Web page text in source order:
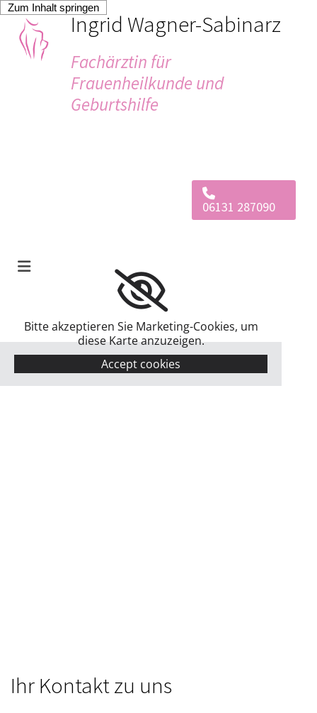
Zum Inhalt springen
Ingrid Wagner-Sabinarz
Fachärztin für
Frauenheilkunde und
Geburtshilfe
06131 287090
Bitte akzeptieren Sie Marketing-Cookies, um
diese Karte anzuzeigen.
Accept cookies
Ihr Kontakt zu uns